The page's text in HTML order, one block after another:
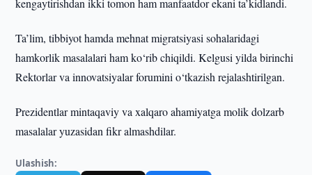
kengaytirishdan ikki tomon ham manfaatdor ekani ta’kidlandi.
Ta’lim, tibbiyot hamda mehnat migratsiyasi sohalaridagi
hamkorlik masalalari ham ko‘rib chiqildi. Kelgusi yilda birinchi
Rektorlar va innovatsiyalar forumini o‘tkazish rejalashtirilgan.
Prezidentlar mintaqaviy va xalqaro ahamiyatga molik dolzarb
masalalar yuzasidan fikr almashdilar.
Ulashish: